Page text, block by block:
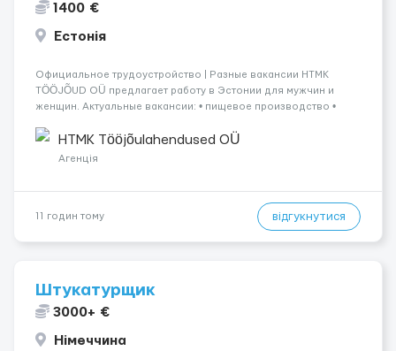
1400 €
Естонія
Официальное трудоустройство | Разные вакансии HTMK
TÖÖJÕUD OÜ предлагает работу в Эстонии для мужчин и
женщин. Актуальные вакансии: • пищевое производство •
склады и логистика • п...
HTMK Tööjõulahendused OÜ
Агенція
11 годин тому відгукнутися
Штукатурщик
3000+ €
Німеччина